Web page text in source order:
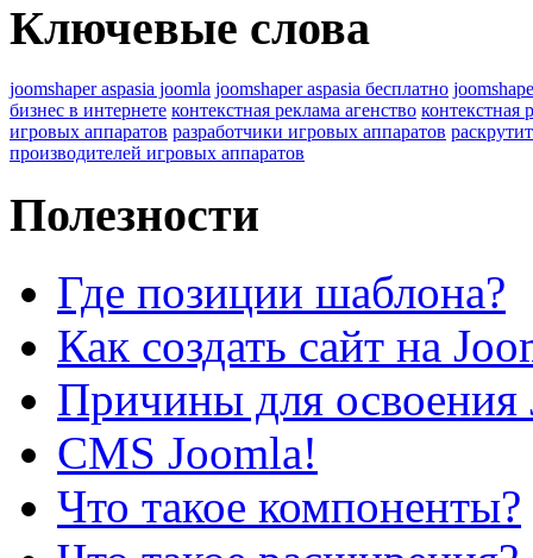
Ключевые слова
joomshaper aspasia joomla joomshaper aspasia бесплатно
бизнес в интернете контекстная реклама агенство контекстная
игровых аппаратов разработчики игровых аппаратов
производителей игровых аппаратов
Полезности
Где позиции шаблона?
Как создать сайт на
Причины для освоения
CMS Joomla!
Что такое компоненты?